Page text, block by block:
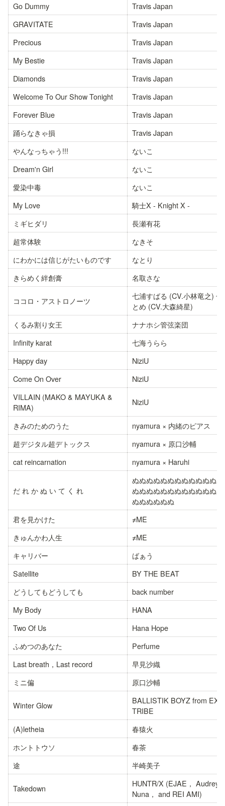
Go Dummy
Travis Japan
GRAVITATE
Travis Japan
Precious
Travis Japan
My Bestie
Travis Japan
Diamonds
Travis Japan
Welcome To Our Show Tonight
Travis Japan
Forever Blue
Travis Japan
踊らなきゃ損
Travis Japan
やんなっちゃう!!!
ないこ
Dream'n Girl
ないこ
愛染中毒
ないこ
My Love
騎士X - Knight X -
ミギヒダリ
長瀬有花
超常体験
なきそ
にわかには信じがたいものです
なとり
きらめく絆創膏
名取さな
ココロ・アストロノーツ
七浦すばる (CV.小林竜之) 七
とめ (CV.大森綺星)
くるみ割り女王
ナナホシ管弦楽団
Infinity karat
七海うらら
Happy day
NiziU
Come On Over
NiziU
VILLAIN (MAKO & MAYUKA &
RIMA)
NiziU
きみのためのうた
nyamura × 内緒のピアス
超デジタル超デトックス
nyamura × 原口沙輔
cat reincarnation
nyamura × Haruhi
だ れ か ぬ い て く れ
ぬぬぬぬぬぬぬぬぬぬぬぬ
ぬぬぬぬぬぬぬぬぬぬぬぬ
ぬぬぬぬぬぬ
君を見かけた
≠ME
きゅんかわ人生
≠ME
キャリバー
ばぁう
Satellite
BY THE BEAT
どうしてもどうしても
back number
My Body
HANA
Two Of Us
Hana Hope
ふめつのあなた
Perfume
Last breath，Last record
早見沙織
ミニ偏
原口沙輔
Winter Glow
BALLISTIK BOYZ from
TRIBE
(A)letheia
春猿火
ホントトウソ
春茶
途
半崎美子
Takedown
HUNTR/X (EJAE， Audrey
Nuna， and REI AMI)